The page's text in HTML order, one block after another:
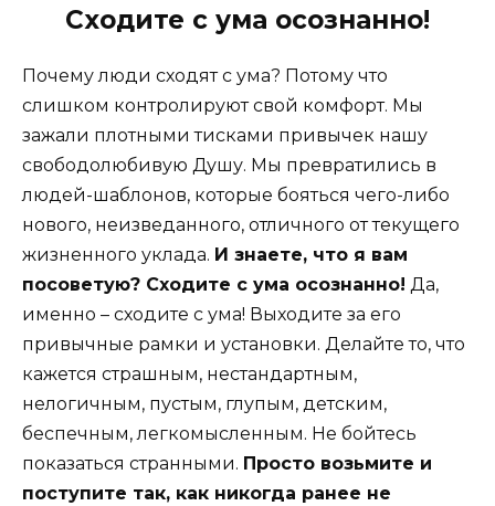
Сходите с ума осознанно!
Почему люди сходят с ума? Потому что
слишком контролируют свой комфорт. Мы
зажали плотными тисками привычек нашу
свободолюбивую Душу. Мы превратились в
людей-шаблонов, которые бояться чего-либо
нового, неизведанного, отличного от текущего
жизненного уклада. И знаете, что я вам
посоветую? Сходите с ума осознанно! Да,
именно – сходите с ума! Выходите за его
привычные рамки и установки. Делайте то, что
кажется страшным, нестандартным,
нелогичным, пустым, глупым, детским,
беспечным, легкомысленным. Не бойтесь
показаться странными. Просто возьмите и
поступите так, как никогда ранее не